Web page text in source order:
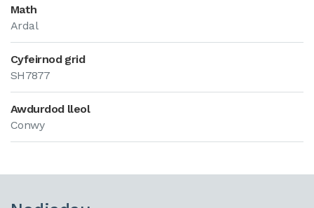
Math
Ardal
Cyfeirnod grid
SH7877
Awdurdod lleol
Conwy